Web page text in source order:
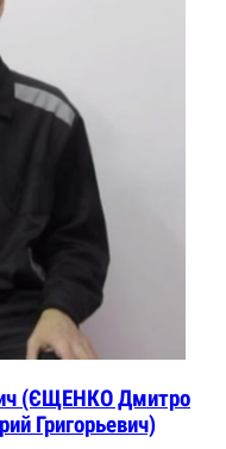
(ЄЩЕНКО Дмитро
Григорьевич)